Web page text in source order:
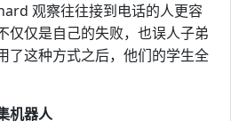
观察往往接到电话的人更容
仅仅是自己的失败，也误人子弟
了这种方式之后，他们的学生全
机器人